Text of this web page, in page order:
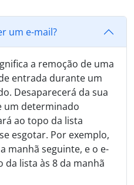
um e-mail?
a remoção de uma
entrada durante um
Desaparecerá da sua
um determinado
ao topo da lista
esgotar. Por exemplo,
manhã seguinte, e o e-
lista às 8 da manhã